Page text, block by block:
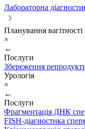
Лабораторна
Планування вагітності
×
←
Послуги
Збереження
Урологія
×
←
Послуги
Фрагментація ДНК
FISH-діагностика